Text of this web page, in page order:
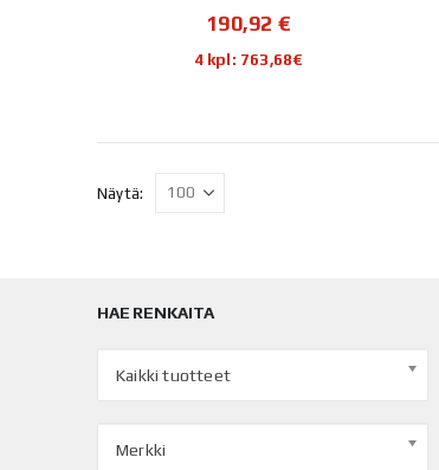
190,92 €
4 kpl: 763,68€
Näytä:
HAE RENKAITA
Kaikki tuotteet
Merkki